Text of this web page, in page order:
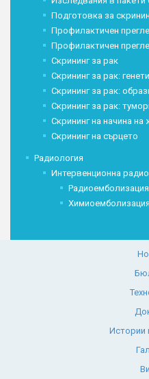
Подготовка за
Профилактичен
Профилактичен
Скрининг за рак
Скрининг за рак:
Скрининг за рак:
Скрининг за рак:
Скрининг на начина на
Скрининг на сърцето
Радиология
Интервенционна
Радиоемболизация
Химиоемболизация
Истории